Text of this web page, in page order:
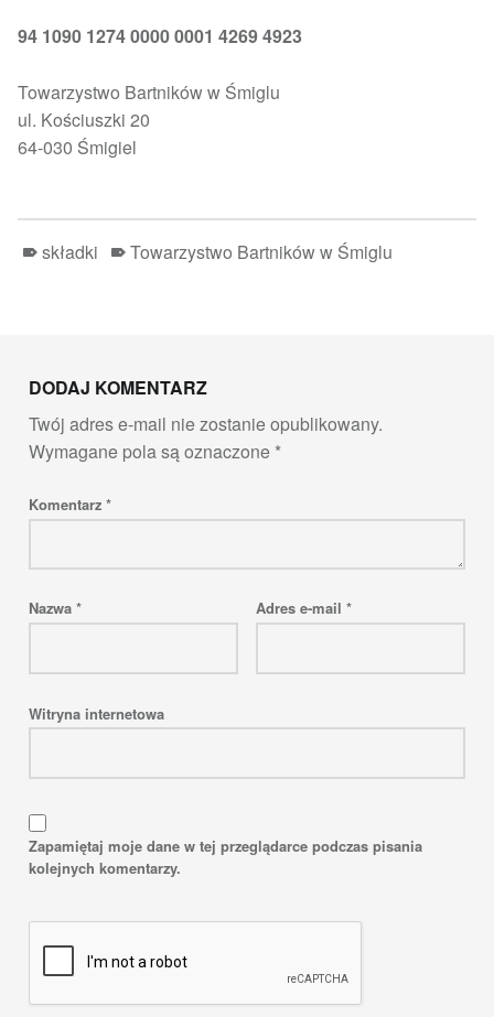
94 1090 1274 0000 0001 4269 4923
Towarzystwo Bartników w Śmiglu
ul. Kościuszki 20
64-030 Śmigiel
składki
Towarzystwo Bartników w Śmiglu
DODAJ KOMENTARZ
Twój adres e-mail nie zostanie opublikowany.
Wymagane pola są oznaczone *
Komentarz *
Nazwa * Adres e-mail *
Witryna internetowa
Zapamiętaj moje dane w tej przeglądarce podczas pisania
kolejnych komentarzy.